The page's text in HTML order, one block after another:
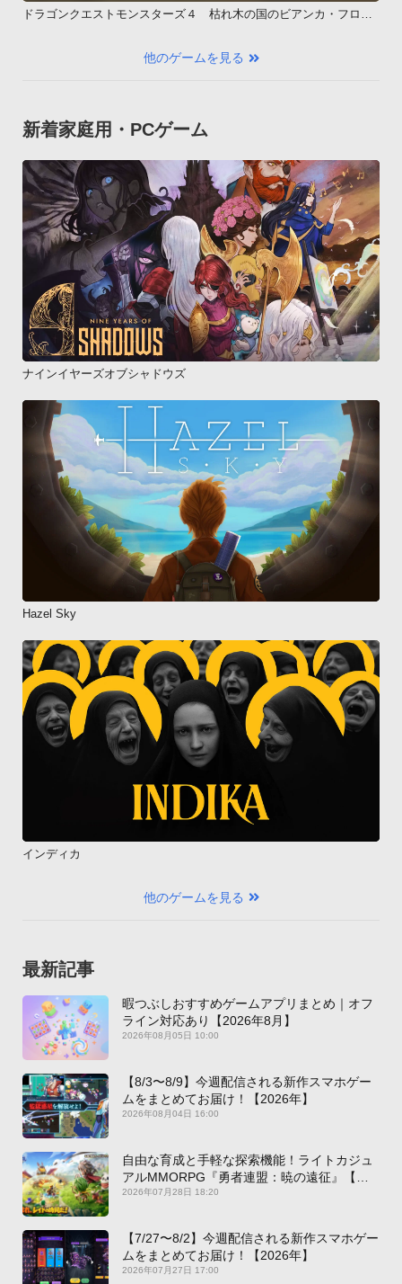
ドラゴンクエストモンスターズ４ 枯れ木の国のビアンカ・フロー
他のゲームを見る
新着家庭用・PCゲーム
ナインイヤーズオブシャドウズ
Hazel Sky
インディカ
他のゲームを見る
最新記事
暇つぶしおすすめゲームアプリまとめ｜オフ
ライン対応あり【2026年8月】
2026年08月05日 10:00
【8/3〜8/9】今週配信される新作スマホゲー
ムをまとめてお届け！【2026年】
2026年08月04日 16:00
自由な育成と手軽な探索機能！ライトカジュ
アルMMORPG『勇者連盟：暁の遠征』【最
新作PICKUP】
2026年07月28日 18:20
【7/27〜8/2】今週配信される新作スマホゲー
ムをまとめてお届け！【2026年】
2026年07月27日 17:00